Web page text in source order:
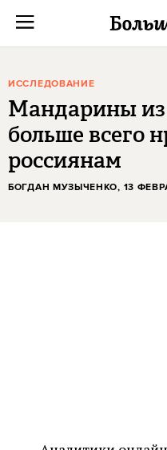
ИССЛЕДОВАНИЕ
Мандарины из
больше всего
россиянам
БОГДАН МУЗЫЧЕНКО, 13